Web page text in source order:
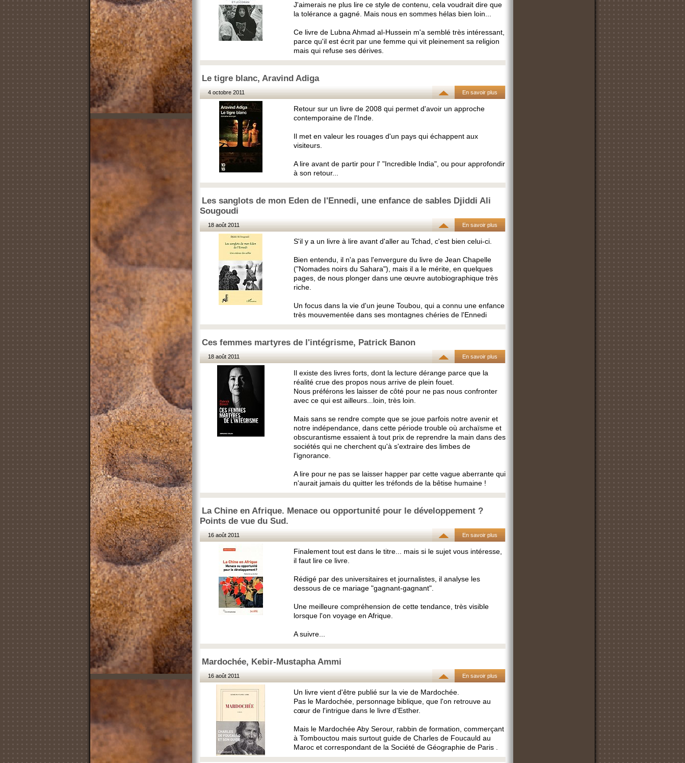
J'aimerais ne plus lire ce style de contenu, cela voudrait dire que
la tolérance a gagné. Mais nous en sommes hélas bien loin...
Ce livre de Lubna Ahmad al-Hussein m'a semblé très intéressant,
parce qu'il est écrit par une femme qui vit pleinement sa religion
mais qui refuse ses dérives.
Le tigre blanc, Aravind Adiga
4 octobre 2011 En savoir plus
Retour sur un livre de 2008 qui permet d'avoir un approche
contemporaine de l'Inde.
Il met en valeur les rouages d'un pays qui échappent aux
visiteurs.
A lire avant de partir pour l' "Incredible India", ou pour approfondir
à son retour...
Les sanglots de mon Eden de l'Ennedi, une enfance de sables Djiddi Ali
Sougoudi
18 août 2011 En savoir plus
S'il y a un livre à lire avant d'aller au Tchad, c'est bien celui-ci.
Bien entendu, il n'a pas l'envergure du livre de Jean Chapelle
("Nomades noirs du Sahara"), mais il a le mérite, en quelques
pages, de nous plonger dans une œuvre autobiographique très
riche.
Un focus dans la vie d'un jeune Toubou, qui a connu une enfance
très mouvementée dans ses montagnes chéries de l'Ennedi
Ces femmes martyres de l'intégrisme, Patrick Banon
18 août 2011 En savoir plus
Il existe des livres forts, dont la lecture dérange parce que la
réalité crue des propos nous arrive de plein fouet.
Nous préférons les laisser de côté pour ne pas nous confronter
avec ce qui est ailleurs...loin, très loin.
Mais sans se rendre compte que se joue parfois notre avenir et
notre indépendance, dans cette période trouble où archaïsme et
obscurantisme essaient à tout prix de reprendre la main dans des
sociétés qui ne cherchent qu'à s'extraire des limbes de
l'ignorance.
A lire pour ne pas se laisser happer par cette vague aberrante qui
n'aurait jamais du quitter les tréfonds de la bêtise humaine !
La Chine en Afrique. Menace ou opportunité pour le développement ?
Points de vue du Sud.
16 août 2011 En savoir plus
Finalement tout est dans le titre... mais si le sujet vous intéresse,
il faut lire ce livre.
Rédigé par des universitaires et journalistes, il analyse les
dessous de ce mariage "gagnant-gagnant".
Une meilleure compréhension de cette tendance, très visible
lorsque l'on voyage en Afrique.
A suivre...
Mardochée, Kebir-Mustapha Ammi
16 août 2011 En savoir plus
Un livre vient d'être publié sur la vie de Mardochée.
Pas le Mardochée, personnage biblique, que l'on retrouve au
cœur de l'intrigue dans le livre d'Esther.
Mais le Mardochée Aby Serour, rabbin de formation, commerçant
à Tombouctou mais surtout guide de Charles de Foucauld au
Maroc et correspondant de la Société de Géographie de Paris .